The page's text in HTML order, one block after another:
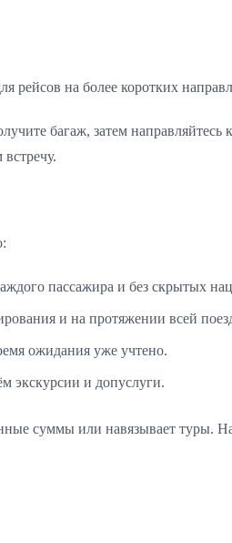
на более коротких
багаж, затем направляйтесь
пассажира и без скрытых
и на протяжении всей
ожидания уже учтено.
экскурсии и допуслуги.
суммы или навязывает туры.